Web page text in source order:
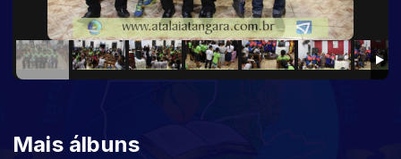
Mais álbuns